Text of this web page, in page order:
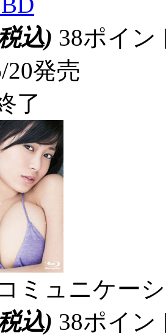
込) 38ポイ
20発売
了
ミュニケー
込) 38ポイ